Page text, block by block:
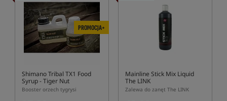
PROMOCJA+
Shimano Tribal TX1 Food
Syrup - Tiger Nut
Booster orzech tygrysi
Mainline Stick Mix Liquid
The LINK
Zalewa do zanęt The LINK